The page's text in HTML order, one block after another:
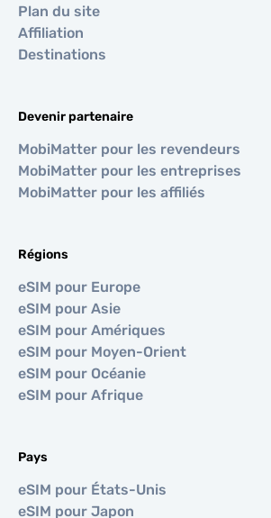
Plan du site
Affiliation
Destinations
Devenir partenaire
MobiMatter pour les revendeurs
MobiMatter pour les entreprises
MobiMatter pour les affiliés
Régions
eSIM pour Europe
eSIM pour Asie
eSIM pour Amériques
eSIM pour Moyen-Orient
eSIM pour Océanie
eSIM pour Afrique
Pays
eSIM pour États-Unis
eSIM pour Japon